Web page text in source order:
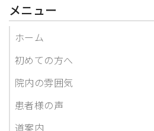
メニュー
ホーム
初めての方へ
院内の雰囲気
患者様の声
道案内